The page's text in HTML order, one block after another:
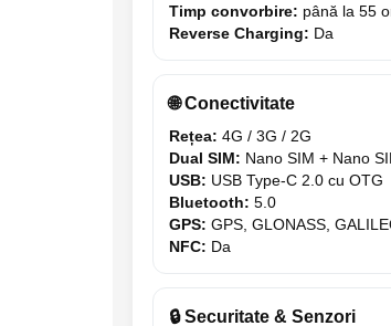
Statii incarcare masini electrice
Media player cu Android
Termometre non contact
Aspiratoare robot, piese si accesorii
Piese de schimb telefoane mobile
Timp convorbire: până la 55
Reverse Charging: Da
🌐 Conectivitate
Rețea: 4G / 3G / 2G
Dual SIM: Nano SIM + Nano
USB: USB Type-C 2.0 cu OTG
Bluetooth: 5.0
GPS: GPS, GLONASS,
NFC: Da
🔒 Securitate & Senzori